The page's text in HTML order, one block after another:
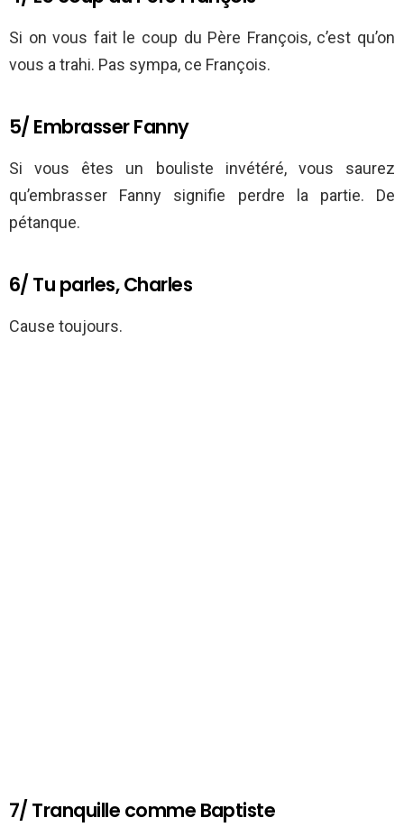
Si on vous fait le coup du Père François, c’est qu’on
vous a trahi. Pas sympa, ce François.
5/ Embrasser Fanny
Si vous êtes un bouliste invétéré, vous saurez
qu’embrasser Fanny signifie perdre la partie. De
pétanque.
6/ Tu parles, Charles
Cause toujours.
7/ Tranquille comme Baptiste